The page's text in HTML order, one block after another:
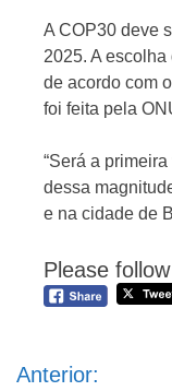
A COP30 deve
2025. A
de acordo com
foi feita pela
“Será a
dessa
e na cidade de
Please
de
Anterior: